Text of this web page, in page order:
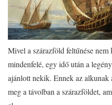
Mivel a szárazföld feltűnése
mindenfelé, egy idő után a
ajánlott nekik. Ennek az
meg a távolban a szárazföldet,